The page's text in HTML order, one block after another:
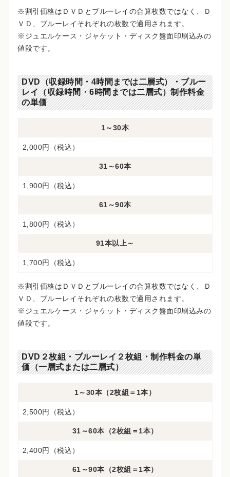
※割引価格はＤＶＤとブルーレイの合算枚数ではなく、Ｄ
ＶＤ、ブルーレイそれぞれの枚数で適用されます。
※ジュエルケース・ジャケット・ディスク盤面印刷込みの
値段です。
DVD（収録時間・4時間までは二層式）・ブルー
レイ（収録時間・6時間までは二層式）制作料金
の単価
1～30本
2,000円（税込）
31～60本
1,900円（税込）
61～90本
1,800円（税込）
91本以上～
1,700円（税込）
※割引価格はＤＶＤとブルーレイの合算枚数ではなく、Ｄ
ＶＤ、ブルーレイそれぞれの枚数で適用されます。
※ジュエルケース・ジャケット・ディスク盤面印刷込みの
値段です。
DVD２枚組・ブルーレイ２枚組・制作料金の単
価（一層式または二層式）
1～30本（2枚組＝1本）
2,500円（税込）
31～60本（2枚組＝1本）
2,400円（税込）
61～90本（2枚組＝1本）